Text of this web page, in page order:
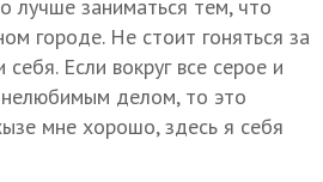
лучше заниматься тем, что
городе. Не стоит гоняться за
Если вокруг все серое и
делом, то это
мне хорошо, здесь я себя